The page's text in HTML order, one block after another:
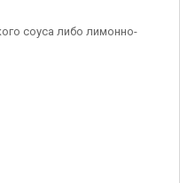
соуса либо лимонно-